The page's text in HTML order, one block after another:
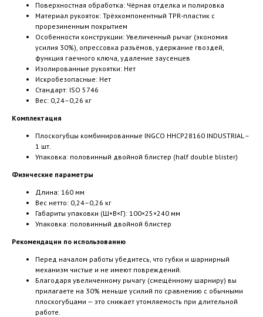
Поверхностная обработка: Чёрная отделка и полировка
Материал рукояток: Трёхкомпонентный TPR-пластик с
прорезиненным покрытием
Особенности конструкции: Увеличенный рычаг (экономия
усилия 30%), опрессовка разъёмов, удержание гвоздей,
функция гаечного ключа, удаление заусенцев
Изолированные рукоятки: Нет
Искробезопасные: Нет
Стандарт: ISO 5746
Вес: 0,24–0,26 кг
Комплектация
Плоскогубцы комбинированные INGCO HHCP28160 INDUSTRIAL –
1 шт.
Упаковка: половинный двойной блистер (half double blister)
Физические параметры
Длина: 160 мм
Вес нетто: 0,24–0,26 кг
Габариты упаковки (Ш×В×Г): 100×25×240 мм
Упаковка: половинный двойной блистер
Рекомендации по использованию
Перед началом работы убедитесь, что губки и шарнирный
механизм чистые и не имеют повреждений.
Благодаря увеличенному рычагу (смещённому шарниру) вы
прилагаете на 30% меньше усилий по сравнению с обычными
плоскогубцами — это снижает утомляемость при длительной
работе.